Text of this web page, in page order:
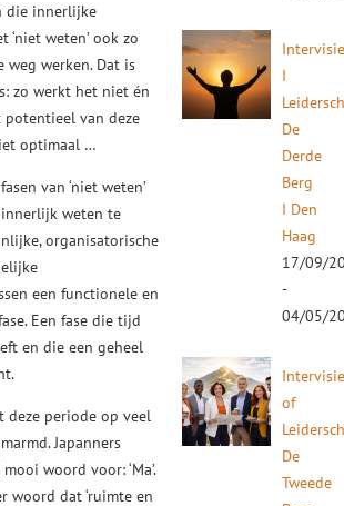
die innerlijke
‘niet weten’ ook zo
werken. Dat is
zo werkt het niet én
van deze
optimaal …
van ‘niet weten’
weten te
organisatorische
een functionele en
Een fase die tijd
en die een geheel
deze periode op veel
Japanners
woord voor: ‘Ma’.
woord dat ‘ruimte en
I
De
Derde
Berg
I Den
Haag
17/09/
-
04/05/
of
De
Tweede